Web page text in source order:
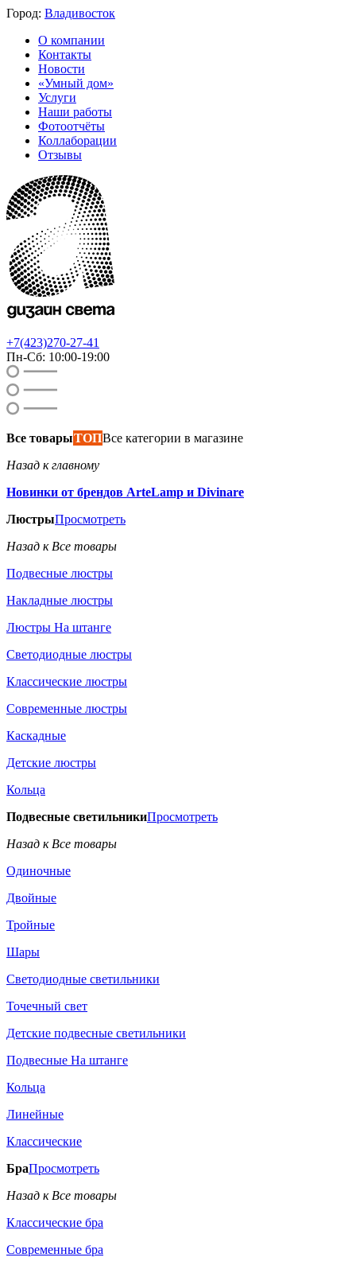
Город: Владивосток
О компании
Контакты
Новости
«Умный дом»
Услуги
Наши работы
Фотоотчёты
Коллаборации
Отзывы
+7(423)270-27-41
Пн-Сб: 10:00-19:00
Все товарыТОПВсе категории в магазине
Назад к главному
Новинки от брендов ArteLamp и Divinare
ЛюстрыПросмотреть
Назад к Все товары
Подвесные люстры
Накладные люстры
Люстры На штанге
Светодиодные люстры
Классические люстры
Современные люстры
Каскадные
Детские люстры
Кольца
Подвесные светильникиПросмотреть
Назад к Все товары
Одиночные
Двойные
Тройные
Шары
Светодиодные светильники
Точечный свет
Детские подвесные светильники
Подвесные На штанге
Кольца
Линейные
Классические
БраПросмотреть
Назад к Все товары
Классические бра
Современные бра